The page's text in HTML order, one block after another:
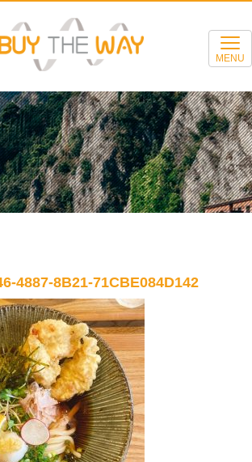
MENU
4887-8B21-71CBE084D142